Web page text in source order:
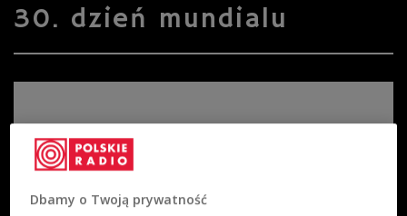
30. dzień mundialu
Dbamy o Twoją prywatność